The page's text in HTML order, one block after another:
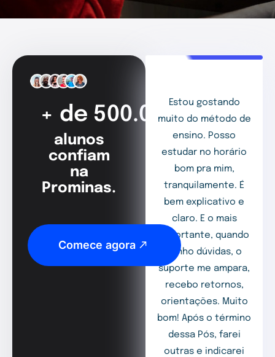
+ de 500.000
alunos
confiam
na
Prominas.
Comece agora
Estou gostando
muito do método de
ensino. Posso
estudar no horário
bom pra mim,
tranquilamente. É
bem explicativo e
claro. E o mais
importante, quando
tenho dúvidas, o
suporte me ampara,
recebo retornos,
orientações. Muito
bom! Após o término
dessa Pós, farei
outras e indicarei